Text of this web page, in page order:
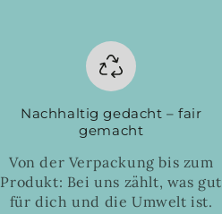
Nachhaltig gedacht – fair
gemacht
Von der Verpackung bis zum
Produkt: Bei uns zählt, was gut
für dich und die Umwelt ist.